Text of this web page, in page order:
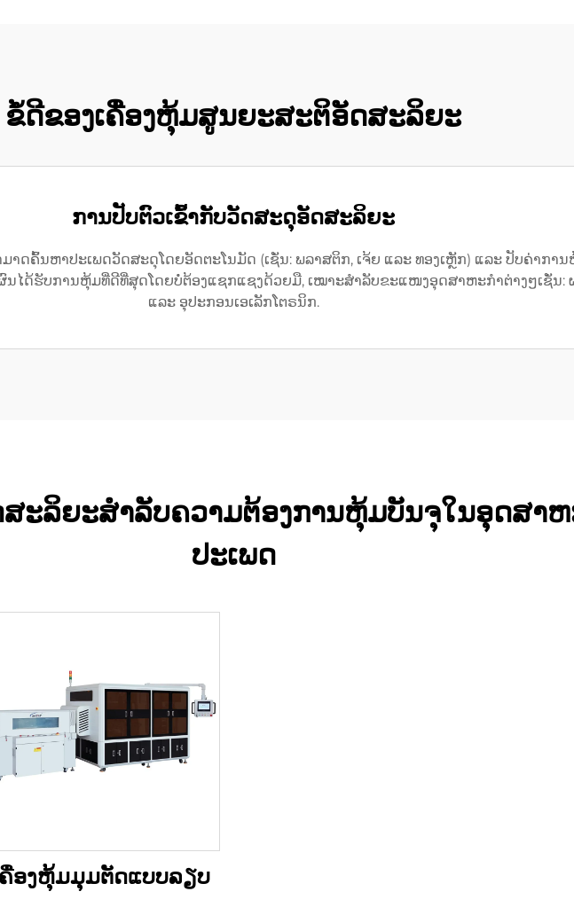
ຂໍ້ດີຂອງເຄື່ອງຫຸ້ມສູນຍະສະຕິອັດສະລິຍະ
ການປັບຕົວເຂົ້າກັບວັດສະດຸອັດສະລິຍະ
ດຄົ້ນຫາປະເພດວັດສະດຸໂດຍອັດຕະໂນມັດ (ເຊັ່ນ: ພລາສຕິກ, ເຈ້ຍ ແລະ ທອງເຫຼັກ) ແລະ ປັບຄ່າກາ
ໄດ້ຮັບການຫຸ້ມທີ່ດີທີ່ສຸດໂດຍບໍ່ຕ້ອງແຊກແຊງດ້ວຍມື, ເໝາະສຳລັບຂະແໜງອຸດສາຫະກຳຕ່າງໆເຊັ່ນ:
ແລະ ອຸປະກອນເອເລັກໂຕຣນິກ.
ະລິຍະສຳລັບຄວາມຕ້ອງການຫຸ້ມບັນຈຸໃນອຸດສາ
ປະເພດ
ຄື່ອງຫຸ້ມມຸມຕັດແບບລຽບ